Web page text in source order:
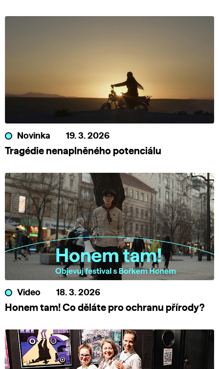
Novinka 19. 3. 2026
Tragédie nenaplněného potenciálu
Video 18. 3. 2026
Honem tam! Co děláte pro ochranu přírody?